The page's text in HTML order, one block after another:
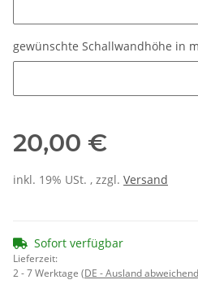
gewünschte Schallwandhöhe in
20,00 €
inkl. 19% USt. , zzgl. Versand
Sofort verfügbar
Lieferzeit:
2 - 7 Werktage (DE - Ausland